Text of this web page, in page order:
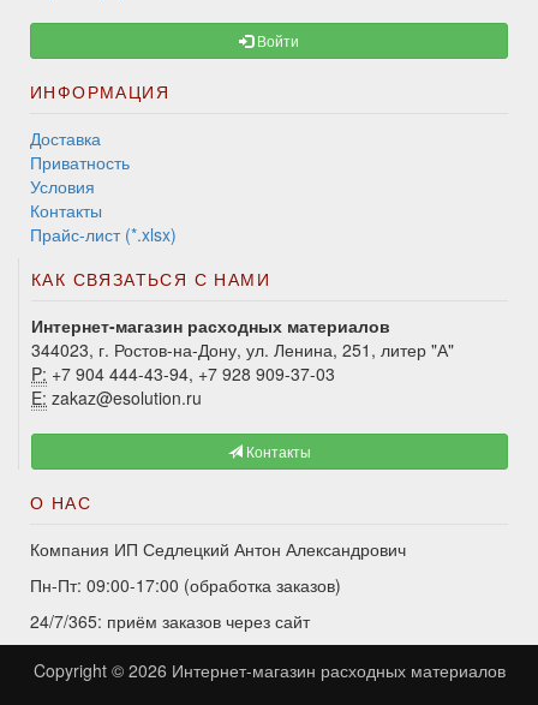
Войти
ИНФОРМАЦИЯ
Доставка
Приватность
Условия
Контакты
Прайс-лист (*.xlsx)
КАК СВЯЗАТЬСЯ С НАМИ
Интернет-магазин расходных материалов
344023, г. Ростов-на-Дону, ул. Ленина, 251, литер "А"
P: +7 904 444-43-94, +7 928 909-37-03
E: zakaz@esolution.ru
Контакты
О НАС
Компания ИП Седлецкий Антон Александрович
Пн-Пт: 09:00-17:00 (обработка заказов)
24/7/365: приём заказов через сайт
Copyright © 2026 Интернет-магазин расходных материалов